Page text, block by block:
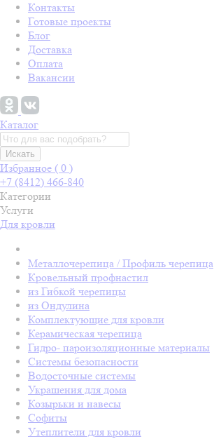
Контакты
Готовые проекты
Блог
Доставка
Оплата
Вакансии
Каталог
Искать
Избранное ( 0 )
+7 (8412) 466-840
Категории
Услуги
Для кровли
Металлочерепица / Профиль черепица
Кровельный профнастил
из Гибкой черепицы
из Ондулина
Комплектующие для кровли
Керамическая черепица
Гидро- пароизоляционные материалы
Системы безопасности
Водосточные системы
Украшения для дома
Козырьки и навесы
Софиты
Утеплители для кровли